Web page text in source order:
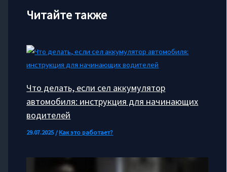
Читайте также
Что делать, если сел аккумулятор
автомобиля: инструкция для начинающих
водителей
29.07.2025/Как это работает?